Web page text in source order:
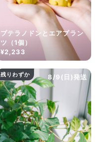
プテラノドンとエアプラン
ツ（1個）
¥2,233
8/9(日)発送
残りわずか